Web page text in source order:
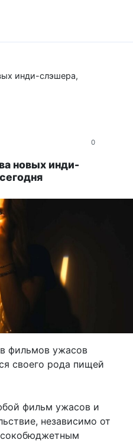
инди-слэшера,
0
новых инди-
фильмов ужасов
своего рода пищей
фильм ужасов и
независимо от